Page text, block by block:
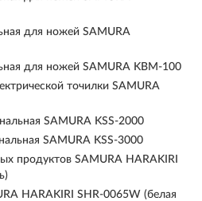
для ножей SAMURA
для ножей SAMURA KBM-100
точилки SAMURA
SAMURA KSS-2000
SAMURA KSS-3000
продуктов SAMURA HARAKIRI
HARAKIRI SHR-0065W (белая